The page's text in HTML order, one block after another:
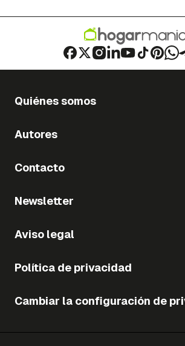
Quiénes somos
Autores
Contacto
Newsletter
Aviso legal
Política de privacidad
Cambiar la configuración de